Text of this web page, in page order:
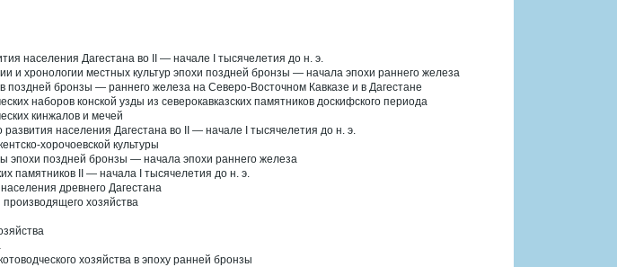
населения Дагестана во II — начале I тысячелетия до н. э.
и хронологии местных культур эпохи поздней бронзы — начала эпохи раннего железа
поздней бронзы — раннего железа на Северо-Восточном Кавказе и в Дагестане
наборов конской узды из северокавказских памятников доскифского периода
кинжалов и мечей
развития населения Дагестана во II — начале I тысячелетия до н. э.
хорочоевской культуры
эпохи поздней бронзы — начала эпохи раннего железа
памятников II — начала I тысячелетия до н. э.
древнего Дагестана
хозяйства
хозяйства в эпоху ранней бронзы